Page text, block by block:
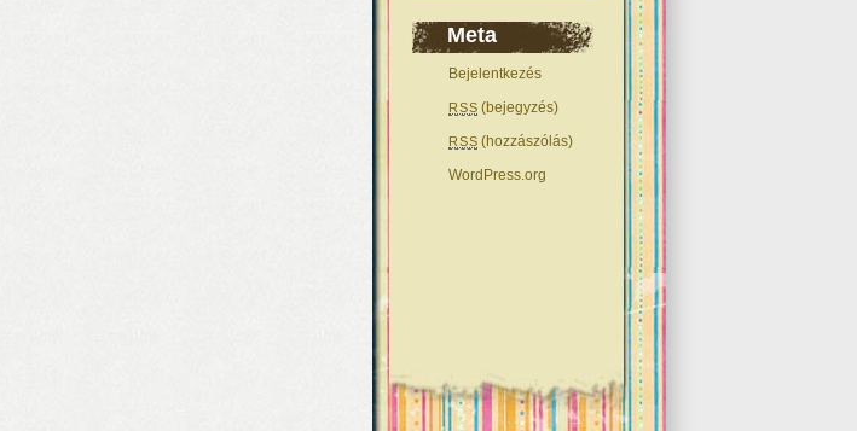
Meta
Bejelentkezés
RSS (bejegyzés)
RSS (hozzászólás)
WordPress.org